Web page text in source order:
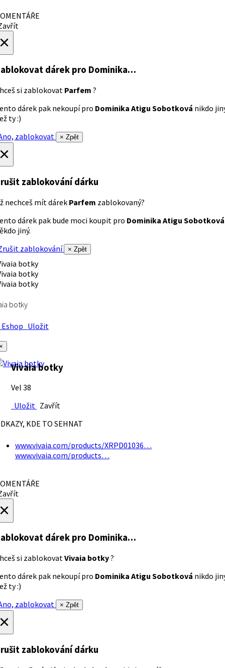
dárek pro Dominika…
si zablokovat Parfem ?
dárek pak nekoupí pro Dominika Atigu Sobotková nikdo
ty :)
zablokovat
× Zpět
zablokování dárku
nechceš mít dárek Parfem zablokovaný?
dárek pak bude moci koupit pro Dominika Atigu Sobotková
jiný.
zablokování
× Zpět
botky
Uložit
Vivaia botky
Vel 38
Uložit Zavřít
KDE TO SEHNAT
www.vivaia.com/products/XRPD01036…
www.vivaia.com/products…
dárek pro Dominika…
si zablokovatVivaia botky?
dárek pak nekoupí pro Dominika Atigu Sobotková nikdo
ty :)
zablokovat
× Zpět
zablokování dárku